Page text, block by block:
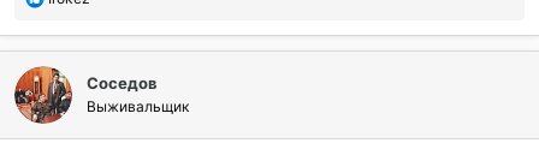
б
а
г
о
Соседов
Выживальщик